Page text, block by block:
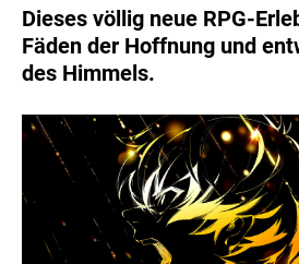
EORA
OPTIMUM NUTRITION
PROF. GEORGE BIRKMAYER NADH
META COMMUNICATION
SONOS DE
SONOS AT
Dieses völlig neue RPG-
Fäden der Hoffnung und
des Himmels.